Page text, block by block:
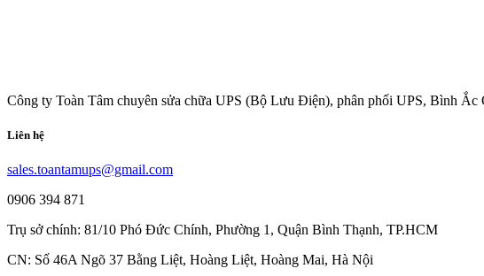
Công ty Toàn Tâm chuyên sửa chữa UPS (Bộ Lưu Điện), phân phối UPS, Bình Ắc
Liên hệ
sales.toantamups@gmail.com
0906 394 871
Trụ sở chính: 81/10 Phó Đức Chính, Phường 1, Quận Bình Thạnh, TP.HCM
CN: Số 46A Ngõ 37 Bằng Liệt, Hoàng Liệt, Hoàng Mai, Hà Nội